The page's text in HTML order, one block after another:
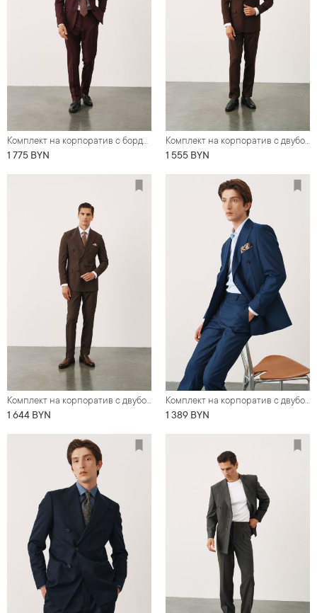
Комплект на корпоратив с бордовым костюмом из деликатной шерсти (костюм, рубашка, галстук, обувь)
1 775 BYN
Комплект на корпоратив с двубортным коричневым костюмом (костюм, рубашка, обувь, галстук)
1 555 BYN
Комплект на корпоратив с двубортным коричневым костюмом в полоску (костюм, рубашка, обувь, галстук, нагрудный платок)
1 644 BYN
Комплект на корпоратив с двубортным костюмом в широкую полоску (костюм, рубашка, нагрудный платок, обувь)
1 389 BYN